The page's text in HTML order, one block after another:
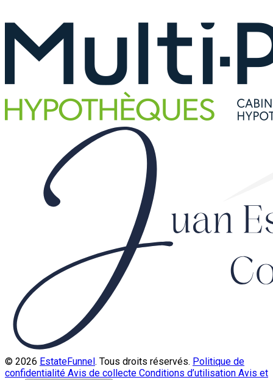
© 2026 EstateFunnel. Tous droits réservés. Politique de
confidentialité Avis de collecte Conditions d’utilisation Avis et